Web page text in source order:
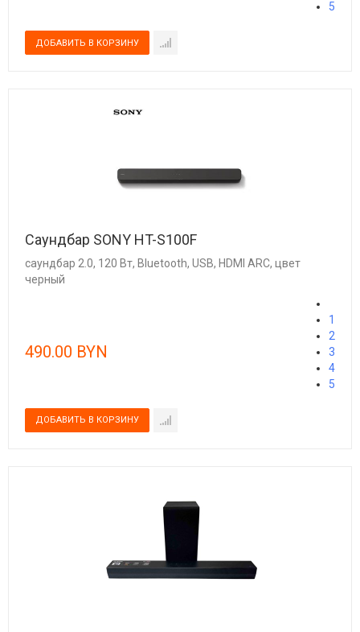
5
Саундбар SONY HT-S100F
саундбар 2.0, 120 Вт, Bluetooth, USB, HDMI ARC, цвет
черный
490.00 BYN
1
2
3
4
5